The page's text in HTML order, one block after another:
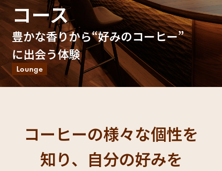
ルなコーヒ
ー調達
サステナビ
リティ教育
コーヒー×
健康
人権の尊重
サーキュラ
ーエコノミ
ー
Sustainability
Report
サステナビ
リティレポ
ジ
企業概要
沿革
ニュースリ
リース
シン事業
地域・戦略
事業
海外事業
グループサ
ポート
ウェブマガ
ジン
コース
豊かな香りから“好みのコーヒー”
に出会う体験
Lounge
コーヒーの様々な個性を
知り、自分の好みを